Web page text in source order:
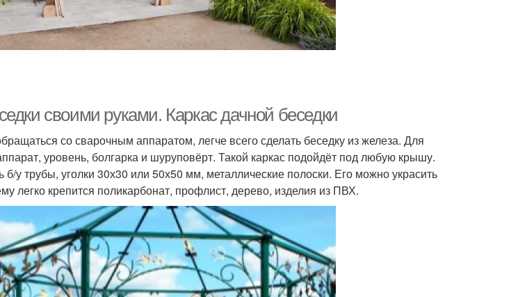
своими руками. Каркас дачной беседки
со сварочным аппаратом, легче всего сделать беседку из железа. Для
уровень, болгарка и шуруповёрт. Такой каркас подойдёт под любую крышу.
у трубы, уголки 30х30 или 50х50 мм, металлические полоски. Его можно украсить
легко крепится поликарбонат, профлист, дерево, изделия из ПВХ.